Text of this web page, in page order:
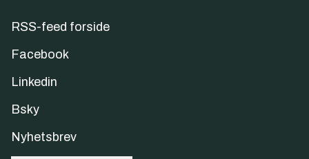
RSS-feed forside
Facebook
Linkedin
Bsky
Nyhetsbrev